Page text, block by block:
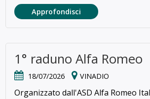
Approfondisci
1° raduno Alfa Romeo
18/07/2026 VINADIO
Organizzato dall'ASD Alfa Romeo